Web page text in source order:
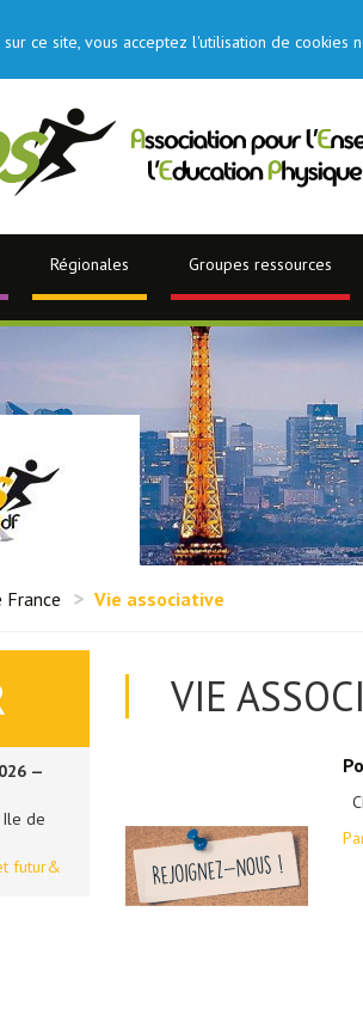
ce site, vous acceptez l'utilisation de
Régionales Groupes ressources
Vie associative
VIE
—
de
futur&